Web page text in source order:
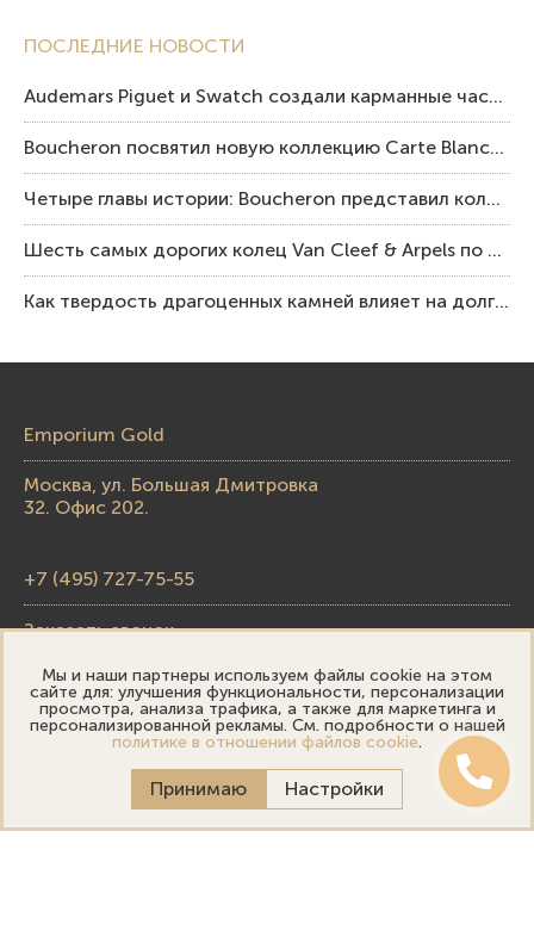
ПОСЛЕДНИЕ НОВОСТИ
Audemars Piguet и Swatch создали карманные часы в эстетике Royal Oak и Pop Art
Boucheron посвятил новую коллекцию Carte Blanche Human Being человеку и силе мастерства
Четыре главы истории: Boucheron представил коллекцию «Nom: Boucheron, Prénom: Frédéric»
Шесть самых дорогих колец Van Cleef & Arpels по итогам аукционов Sotheby’s
Как твердость драгоценных камней влияет на долговечность ювелирных изделий
Emporium Gold
Москва, ул. Большая Дмитровка
32. Офис 202.
+7 (495) 727-75-55
Заказать звонок
skupka@emporiumgold.com
sale@emporiumgold.com
Режим работы:
Пн-Пт: 10:00–20:00
Мы и наши партнеры используем файлы cookie на этом
сайте для: улучшения функциональности, персонализации
просмотра, анализа трафика, а также для маркетинга и
персонализированной рекламы. См. подробности о нашей
политике в отношении файлов cookie.
Принимаю Настройки